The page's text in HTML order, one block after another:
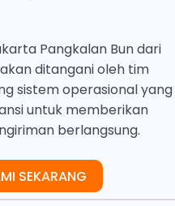
Pangkalan Bun dari
ditangani oleh tim
sistem operasional yang
untuk memberikan
berlangsung.
SEKARANG